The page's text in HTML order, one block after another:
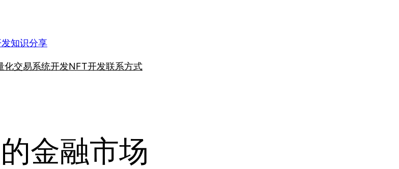
知识分享
化交易系统开发NFT开发联系方式
金融市场